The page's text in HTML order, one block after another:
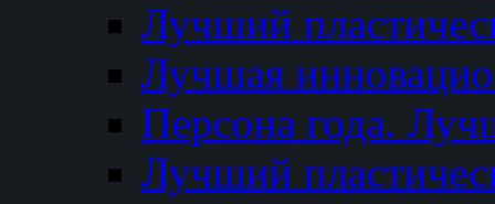
Лучший
Лучшая
Персона года.
Лучший